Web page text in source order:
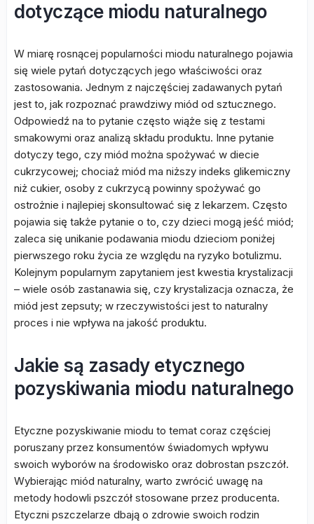
dotyczące miodu naturalnego
W miarę rosnącej popularności miodu naturalnego pojawia
się wiele pytań dotyczących jego właściwości oraz
zastosowania. Jednym z najczęściej zadawanych pytań
jest to, jak rozpoznać prawdziwy miód od sztucznego.
Odpowiedź na to pytanie często wiąże się z testami
smakowymi oraz analizą składu produktu. Inne pytanie
dotyczy tego, czy miód można spożywać w diecie
cukrzycowej; chociaż miód ma niższy indeks glikemiczny
niż cukier, osoby z cukrzycą powinny spożywać go
ostrożnie i najlepiej skonsultować się z lekarzem. Często
pojawia się także pytanie o to, czy dzieci mogą jeść miód;
zaleca się unikanie podawania miodu dzieciom poniżej
pierwszego roku życia ze względu na ryzyko botulizmu.
Kolejnym popularnym zapytaniem jest kwestia krystalizacji
– wiele osób zastanawia się, czy krystalizacja oznacza, że
miód jest zepsuty; w rzeczywistości jest to naturalny
proces i nie wpływa na jakość produktu.
Jakie są zasady etycznego
pozyskiwania miodu naturalnego
Etyczne pozyskiwanie miodu to temat coraz częściej
poruszany przez konsumentów świadomych wpływu
swoich wyborów na środowisko oraz dobrostan pszczół.
Wybierając miód naturalny, warto zwrócić uwagę na
metody hodowli pszczół stosowane przez producenta.
Etyczni pszczelarze dbają o zdrowie swoich rodzin